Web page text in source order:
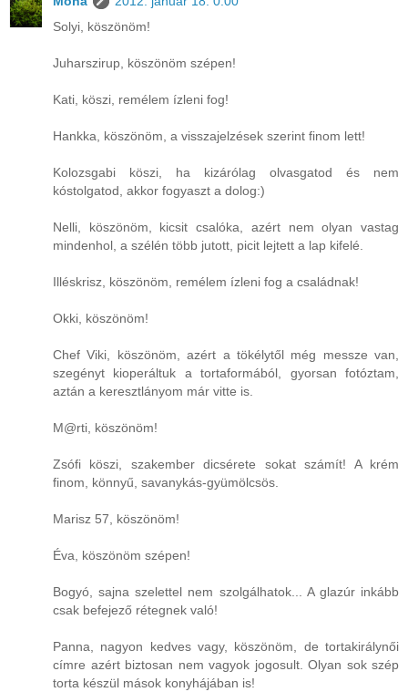
Solyi, köszönöm!
Juharszirup, köszönöm szépen!
Kati, köszi, remélem ízleni fog!
Hankka, köszönöm, a visszajelzések szerint finom lett!
Kolozsgabi köszi, ha kizárólag olvasgatod és nem
kóstolgatod, akkor fogyaszt a dolog:)
Nelli, köszönöm, kicsit csalóka, azért nem olyan vastag
mindenhol, a szélén több jutott, picit lejtett a lap kifelé.
Illéskrisz, köszönöm, remélem ízleni fog a családnak!
Okki, köszönöm!
Chef Viki, köszönöm, azért a tökélytől még messze van,
szegényt kioperáltuk a tortaformából, gyorsan fotóztam,
aztán a keresztlányom már vitte is.
M@rti, köszönöm!
Zsófi köszi, szakember dicsérete sokat számít! A krém
finom, könnyű, savanykás-gyümölcsös.
Marisz 57, köszönöm!
Éva, köszönöm szépen!
Bogyó, sajna szelettel nem szolgálhatok... A glazúr inkább
csak befejező rétegnek való!
Panna, nagyon kedves vagy, köszönöm, de tortakirálynői
címre azért biztosan nem vagyok jogosult. Olyan sok szép
torta készül mások konyhájában is!